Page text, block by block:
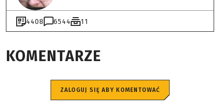
4408 6544 11
KOMENTARZE
ZALOGUJ SIĘ ABY KOMENTOWAĆ